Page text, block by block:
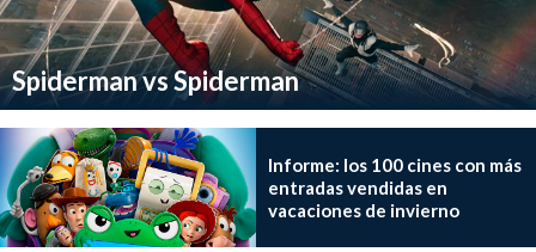
Spiderman vs Spiderman
Informe: los 100 cines con más
entradas vendidas en
vacaciones de invierno